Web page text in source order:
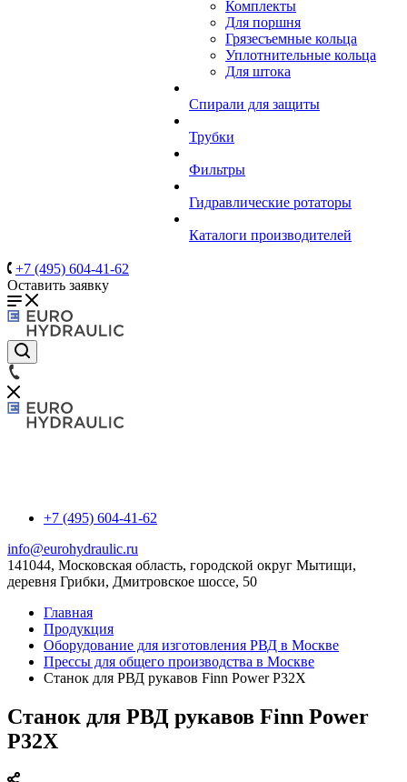
Комплекты
Для поршня
Грязесъемные кольца
Уплотнительные кольца
Для штока
Спирали для защиты
Трубки
Фильтры
Гидравлические ротаторы
Каталоги производителей
+7 (495) 604-41-62
Оставить заявку
+7 (495) 604-41-62
info@eurohydraulic.ru
141044, Московская область, городской округ Мытищи,
деревня Грибки, Дмитровское шоссе, 50
Главная
Продукция
Оборудование для изготовления РВД в Москве
Прессы для общего производства в Москве
Станок для РВД рукавов Finn Power P32X
Станок для РВД рукавов Finn Power
P32X